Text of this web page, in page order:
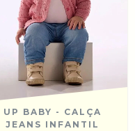
UP BABY - CALÇA
JEANS INFANTIL